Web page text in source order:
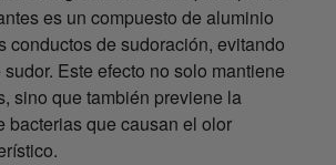
es un compuesto de aluminio
conductos de sudoración, evitando
Este efecto no solo mantiene
sino que también previene la
bacterias que causan el olor